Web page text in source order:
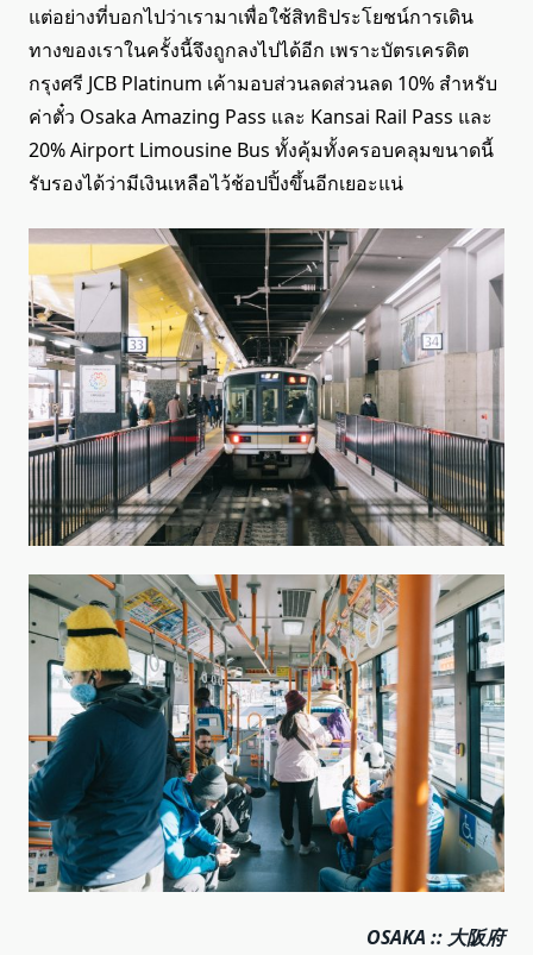
แต่อย่างที่บอกไปว่าเรามาเพื่อใช้สิทธิประโยชน์การเดิน
ทางของเราในครั้งนี้จึงถูกลงไปได้อีก เพราะบัตรเครดิต
กรุงศรี JCB Platinum เค้ามอบส่วนลดส่วนลด 10% สำหรับ
ค่าตั๋ว Osaka Amazing Pass และ Kansai Rail Pass และ
20% Airport Limousine Bus ทั้งคุ้มทั้งครอบคลุมขนาดนี้
รับรองได้ว่ามีเงินเหลือไว้ช้อปปิ้งขึ้นอีกเยอะแน่
OSAKA :: 大阪府